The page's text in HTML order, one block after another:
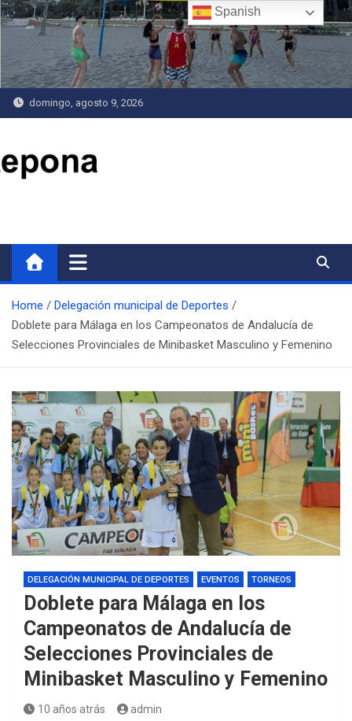
Saltar
al
contenido
domingo, agosto 9, 2026
Home
Delegación municipal de Deportes
Doblete para Málaga en los Campeonatos de Andalucía de
Selecciones Provinciales de Minibasket Masculino y Femenino
DELEGACIÓN MUNICIPAL DE DEPORTES EVENTOS TORNEOS
Doblete para Málaga en los
Campeonatos de Andalucía de
Selecciones Provinciales de
Minibasket Masculino y Femenino
10 años atrás admin
Spanish